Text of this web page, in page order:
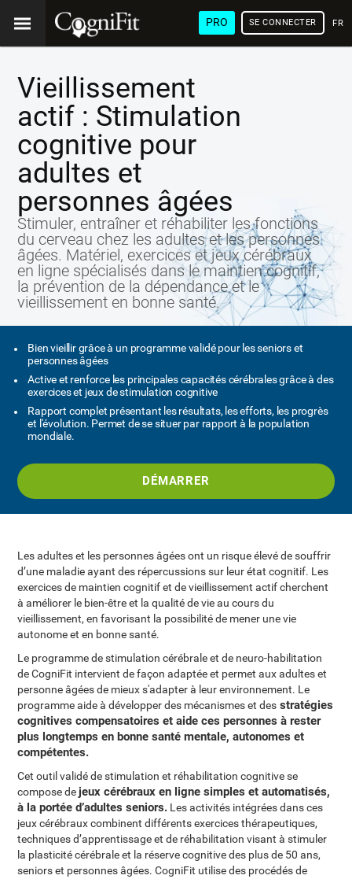
PRO SE CONNECTER
Vieillissement
actif : Stimulation
cognitive pour
adultes et
personnes âgées
Stimuler, entraîner et réhabiliter les fonctions
du cerveau chez les adultes et les personnes
âgées. Matériel, exercices et jeux cérébraux
en ligne spécialisés dans le maintien cognitif,
la prévention de la dépendance et le
vieillissement en bonne santé.
Bien vieillir grâce à un programme validé pour les seniors et
personnes âgées
Active et renforce les principales capacités cérébrales grâce à des
exercices et jeux de stimulation cognitive
Rapport complet présentant les résultats, les efforts, les progrès
et l'évolution. Permet de se situer par rapport à la population
mondiale.
DÉMARRER
Les adultes et les personnes âgées ont un risque élevé de souffrir
d’une maladie ayant des répercussions sur leur état cognitif. Les
exercices de maintien cognitif et de vieillissement actif cherchent
à améliorer le bien-être et la qualité de vie au cours du
vieillissement, en favorisant la possibilité de mener une vie
autonome et en bonne santé.
Le programme de stimulation cérébrale et de neuro-habilitation
de CogniFit intervient de façon adaptée et permet aux adultes et
personne âgées de mieux s'adapter à leur environnement. Le
programme aide à développer des mécanismes et des stratégies
cognitives compensatoires et aide ces personnes à rester
plus longtemps en bonne santé mentale, autonomes et
compétentes.
Cet outil validé de stimulation et réhabilitation cognitive se
compose dejeux cérébraux en ligne simples et automatisés,
à la portée d’adultes seniors. Les activités intégrées dans ces
jeux cérébraux combinent différents exercices thérapeutiques,
techniques d’apprentissage et de réhabilitation visant à stimuler
la plasticité cérébrale et la réserve cognitive des plus de 50 ans,
seniors et personnes âgées. CogniFit utilise des procédés de